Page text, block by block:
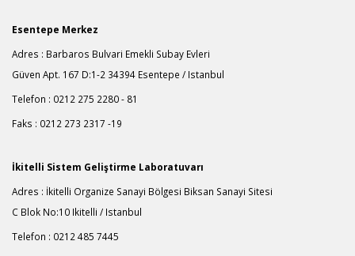
Esentepe Merkez
Adres : Barbaros Bulvari Emekli Subay Evleri
Güven Apt. 167 D:1-2 34394 Esentepe / Istanbul
Telefon : 0212 275 2280 - 81
Faks : 0212 273 2317 -19
İkitelli Sistem Geliştirme Laboratuvarı
Adres : İkitelli Organize Sanayi Bölgesi Biksan Sanayi Sitesi
C Blok No:10 Ikitelli / Istanbul
Telefon : 0212 485 7445